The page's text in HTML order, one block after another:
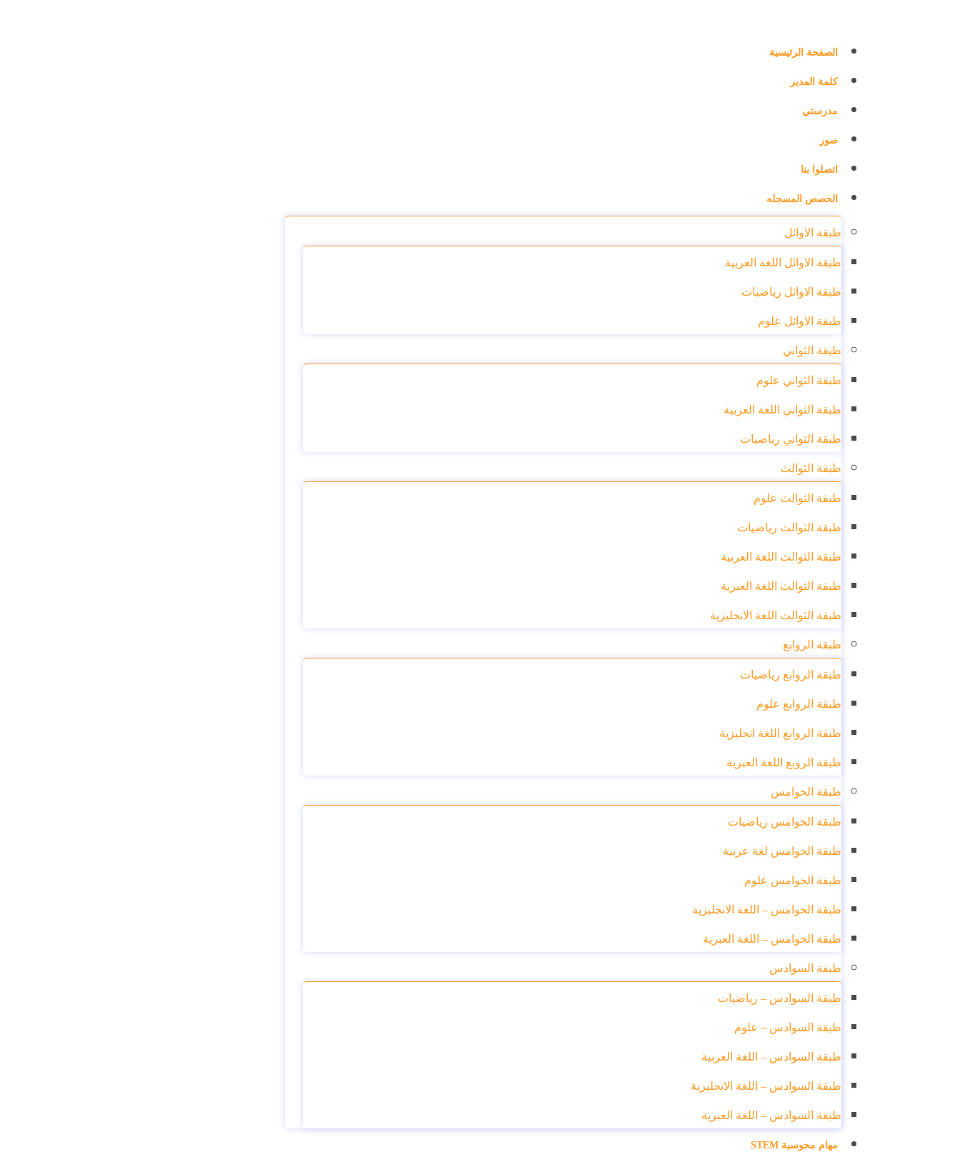
الصفحة الرئيسية
كلمة المدير
مدرستي
صور
اتصلوا بنا
الحصص المسجله
طبقة الاوائل
طبقة الاوائل اللغة العربية
طبقة الاوائل رياضيات
طبقة الاوائل علوم
طبقة الثواني
طبقة الثواني علوم
طبقة الثواني اللغة العربية
طبقة الثواني رياضيات
طبقة الثوالث
طبقة الثوالث علوم
طبقة الثوالث رياضيات
طبقة الثوالث اللغة العربية
طبقة الثوالث اللغة العبرية
طبقة الثوالث اللغة الانجليزية
طبقة الروابع
طبقة الروابع رياضيات
طبقة الروابع علوم
طبقة الروابع اللغة انجليزية
طبقة الروبع اللغة العبرية
طبقة الخوامس
طبقة الخوامس رياضيات
طبقة الخوامس لغة عربية
طبقة الخوامس علوم
طبقة الخوامس – اللغة الانجليزية
طبقة الخوامس – اللغة العبرية
طبقة السوادس
طبقة السوادس – رياضيات
طبقة السوادس – علوم
طبقة السوادس – اللغة العربية
طبقة السوادس – اللغة الانجليزية
طبقة السوادس – اللغة العبرية
مهام محوسبة STEM